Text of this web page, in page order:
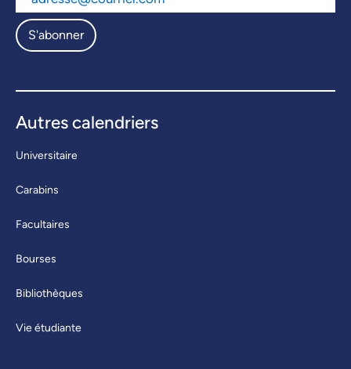
S'abonner
Autres calendriers
Universitaire
Carabins
Facultaires
Bourses
Bibliothèques
Vie étudiante